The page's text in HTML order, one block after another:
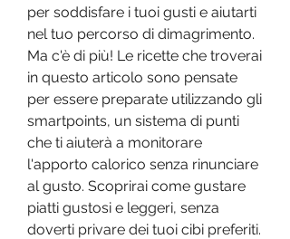
per soddisfare i tuoi gusti e aiutarti
nel tuo percorso di dimagrimento.
Ma c'è di più! Le ricette che troverai
in questo articolo sono pensate
per essere preparate utilizzando gli
smartpoints, un sistema di punti
che ti aiuterà a monitorare
l'apporto calorico senza rinunciare
al gusto. Scoprirai come gustare
piatti gustosi e leggeri, senza
doverti privare dei tuoi cibi preferiti.